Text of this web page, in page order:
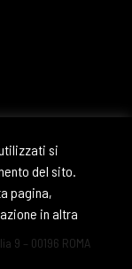
si
del sito.
pagina,
in altra
9 – 00196 ROMA